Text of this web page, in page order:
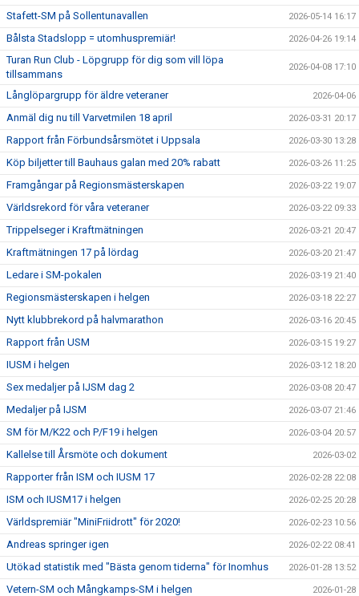
Stafett-SM på Sollentunavallen 2026-05-14 16:17
Bålsta Stadslopp = utomhuspremiär! 2026-04-26 19:14
Turan Run Club - Löpgrupp för dig som vill löpa
tillsammans
2026-04-08 17:10
Långlöpargrupp för äldre veteraner 2026-04-06
Anmäl dig nu till Varvetmilen 18 april 2026-03-31 20:17
Rapport från Förbundsårsmötet i Uppsala 2026-03-30 13:28
Köp biljetter till Bauhaus galan med 20% rabatt 2026-03-26 11:25
Framgångar på Regionsmästerskapen 2026-03-22 19:07
Världsrekord för våra veteraner 2026-03-22 09:33
Trippelseger i Kraftmätningen 2026-03-21 20:47
Kraftmätningen 17 på lördag 2026-03-20 21:47
Ledare i SM-pokalen 2026-03-19 21:40
Regionsmästerskapen i helgen 2026-03-18 22:27
Nytt klubbrekord på halvmarathon 2026-03-16 20:45
Rapport från USM 2026-03-15 19:27
IUSM i helgen 2026-03-12 18:20
Sex medaljer på IJSM dag 2 2026-03-08 20:47
Medaljer på IJSM 2026-03-07 21:46
SM för M/K22 och P/F19 i helgen 2026-03-04 20:57
Kallelse till Årsmöte och dokument 2026-03-02
Rapporter från ISM och IUSM 17 2026-02-28 22:08
ISM och IUSM17 i helgen 2026-02-25 20:28
Världspremiär "MiniFriidrott" för 2020! 2026-02-23 10:56
Andreas springer igen 2026-02-22 08:41
Utökad statistik med "Bästa genom tiderna" för Inomhus 2026-01-28 13:52
Vetern-SM och Mångkamps-SM i helgen 2026-01-28